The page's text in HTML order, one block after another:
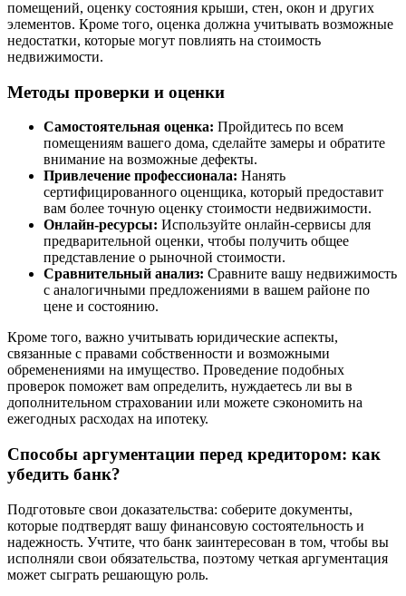
помещений, оценку состояния крыши, стен, окон и других
элементов. Кроме того, оценка должна учитывать возможные
недостатки, которые могут повлиять на стоимость
недвижимости.
Методы проверки и оценки
Самостоятельная оценка: Пройдитесь по всем
помещениям вашего дома, сделайте замеры и обратите
внимание на возможные дефекты.
Привлечение профессионала: Нанять
сертифицированного оценщика, который предоставит
вам более точную оценку стоимости недвижимости.
Онлайн-ресурсы: Используйте онлайн-сервисы для
предварительной оценки, чтобы получить общее
представление о рыночной стоимости.
Сравнительный анализ: Сравните вашу недвижимость
с аналогичными предложениями в вашем районе по
цене и состоянию.
Кроме того, важно учитывать юридические аспекты,
связанные с правами собственности и возможными
обременениями на имущество. Проведение подобных
проверок поможет вам определить, нуждаетесь ли вы в
дополнительном страховании или можете сэкономить на
ежегодных расходах на ипотеку.
Способы аргументации перед кредитором: как
убедить банк?
Подготовьте свои доказательства: соберите документы,
которые подтвердят вашу финансовую состоятельность и
надежность. Учтите, что банк заинтересован в том, чтобы вы
исполняли свои обязательства, поэтому четкая аргументация
может сыграть решающую роль.